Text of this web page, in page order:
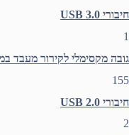
חיבורי USB 3.0
1
גובה מקסימלי לקירור מעבד
155
חיבורי 2.0 USB
2